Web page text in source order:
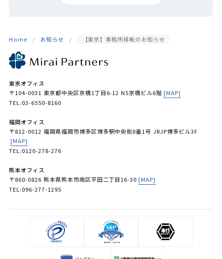
Home お知らせ 【東京】事務所移転のお知らせ
東京オフィス
〒104-0031 東京都中央区京橋1丁目6-12 NS京橋ビル6階 [MAP]
TEL:03-6550-8160
福岡オフィス
〒812-0012 福岡県福岡市博多区博多駅中央街8番1号 JRJP博多ビル3F
[MAP]
TEL:0120-278-276
熊本オフィス
〒860-0826 熊本県熊本市南区平田二丁目16-30 [MAP]
TEL:096-277-1295